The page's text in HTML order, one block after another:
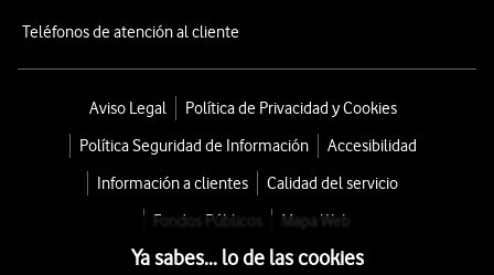
Teléfonos de atención al cliente
Aviso Legal
Política de Privacidad y Cookies
Política Seguridad de Información
Accesibilidad
Información a clientes
Calidad del servicio
Fondos Públicos
Mapa Web
Ya sabes... lo de las cookies